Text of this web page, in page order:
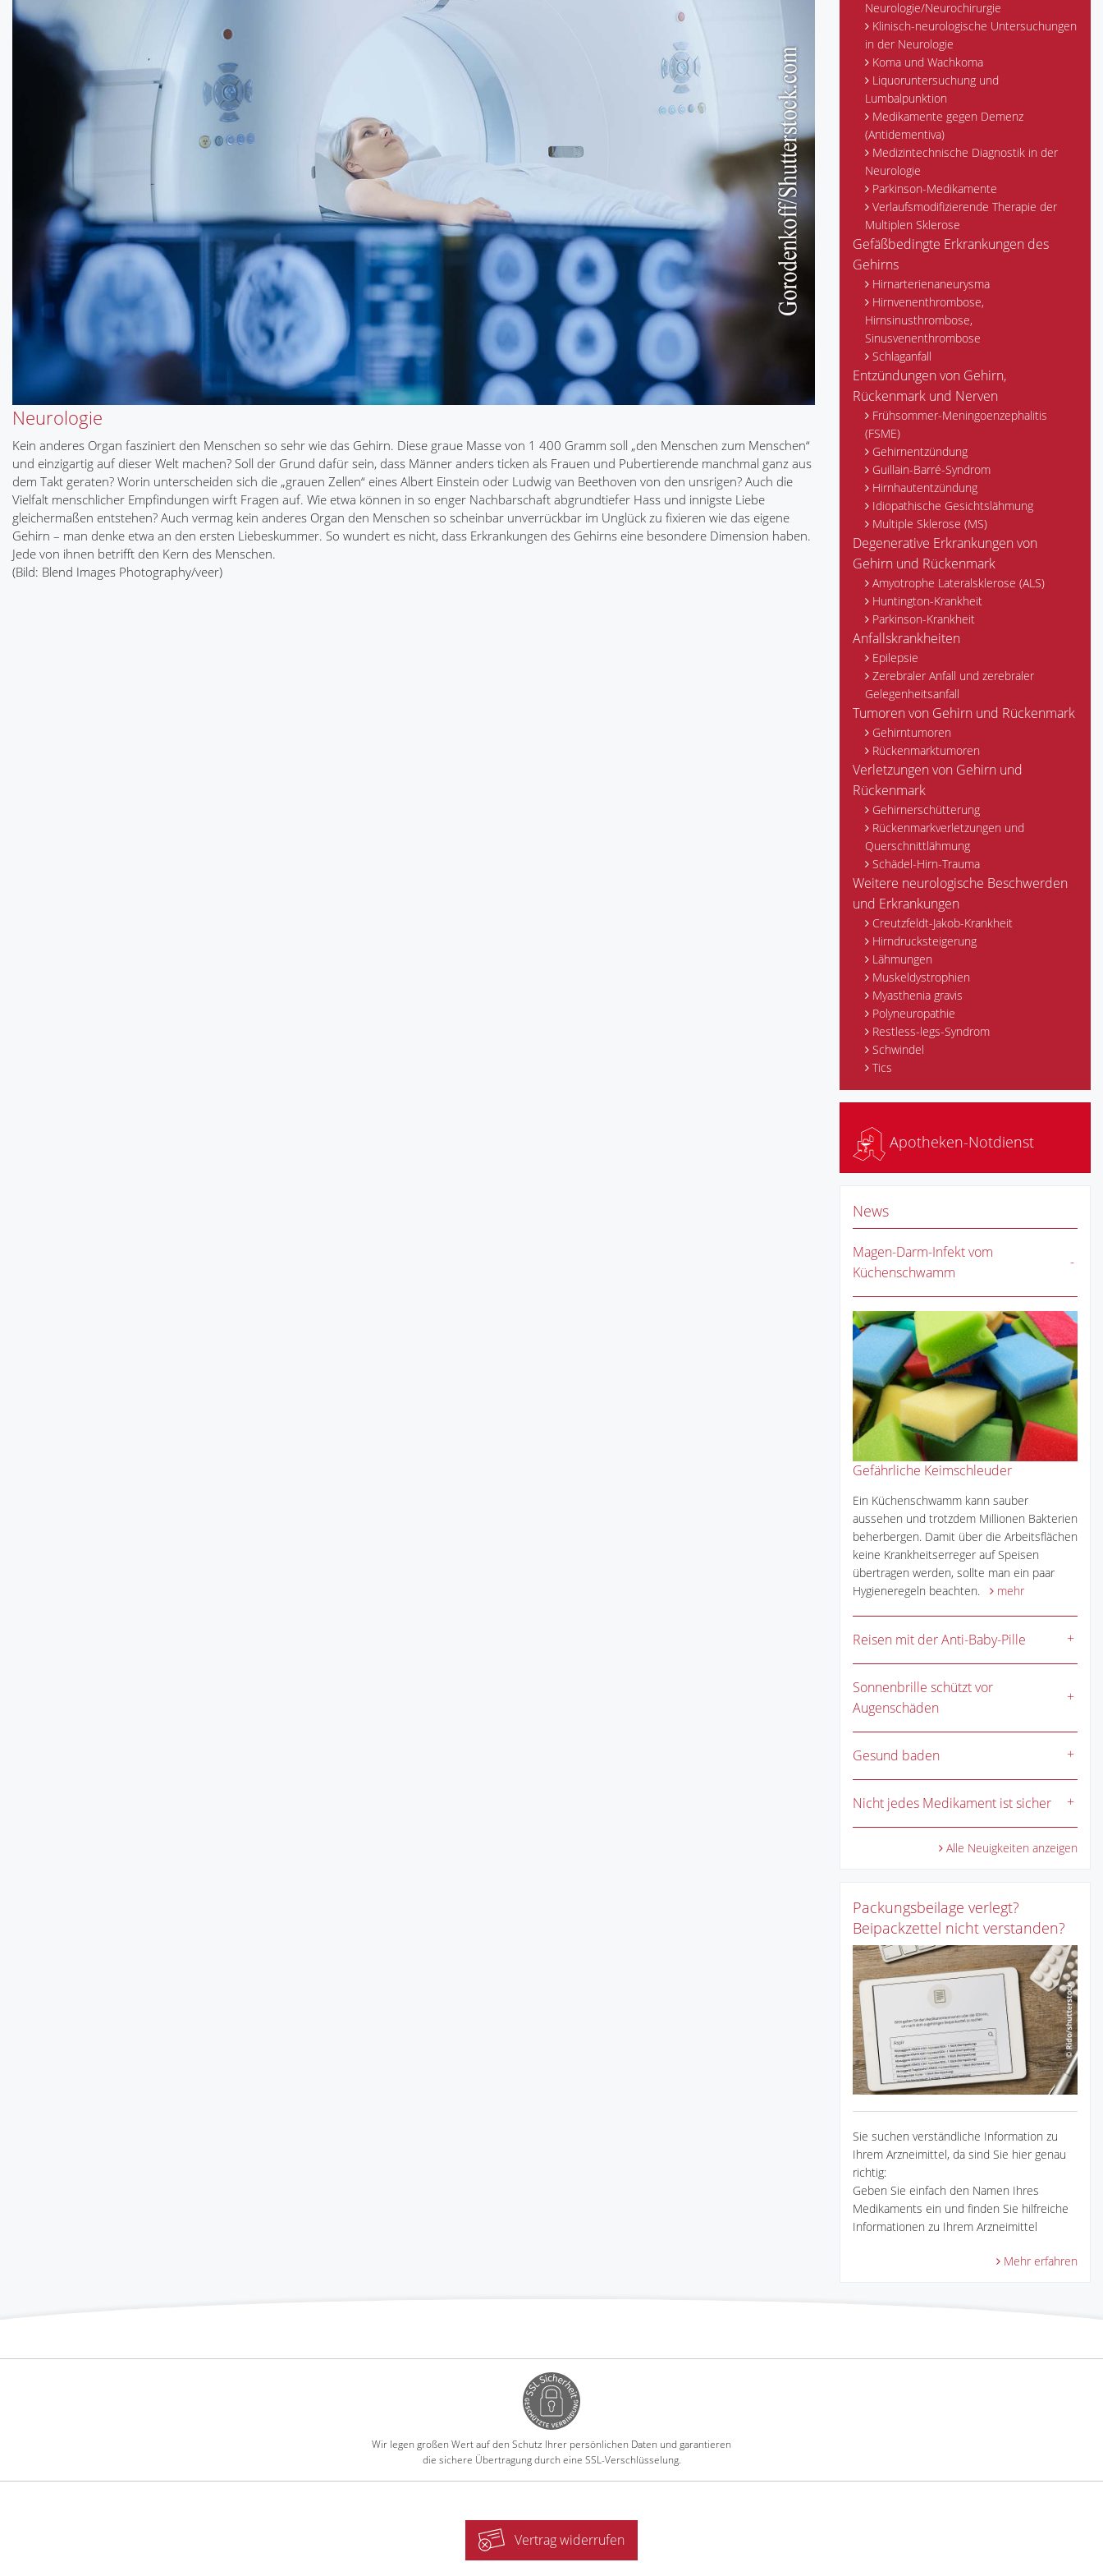
Neurologie
Kein anderes Organ fasziniert den Menschen so sehr wie das Gehirn. Diese graue Masse von 1 400 Gramm soll „den Menschen zum Menschen“
und einzigartig auf dieser Welt machen? Soll der Grund dafür sein, dass Männer anders ticken als Frauen und Pubertierende manchmal ganz aus
dem Takt geraten? Worin unterscheiden sich die „grauen Zellen“ eines Albert Einstein oder Ludwig van Beethoven von den unsrigen? Auch die
Vielfalt menschlicher Empfindungen wirft Fragen auf. Wie etwa können in so enger Nachbarschaft abgrundtiefer Hass und innigste Liebe
gleichermaßen entstehen? Auch vermag kein anderes Organ den Menschen so scheinbar unverrückbar im Unglück zu fixieren wie das eigene
Gehirn – man denke etwa an den ersten Liebeskummer. So wundert es nicht, dass Erkrankungen des Gehirns eine besondere Dimension haben.
Jede von ihnen betrifft den Kern des Menschen.
(Bild: Blend Images Photography/veer)
Neurologie/Neurochirurgie
Klinisch-neurologische Untersuchungen
in der Neurologie
Koma und Wachkoma
Liquoruntersuchung und
Lumbalpunktion
Medikamente gegen Demenz
(Antidementiva)
Medizintechnische Diagnostik in der
Neurologie
Parkinson-Medikamente
Verlaufsmodifizierende Therapie der
Multiplen Sklerose
Gefäßbedingte Erkrankungen des
Gehirns
Hirnarterienaneurysma
Hirnvenenthrombose,
Hirnsinusthrombose,
Sinusvenenthrombose
Schlaganfall
Entzündungen von Gehirn,
Rückenmark und Nerven
Frühsommer-Meningoenzephalitis
(FSME)
Gehirnentzündung
Guillain-Barré-Syndrom
Hirnhautentzündung
Idiopathische Gesichtslähmung
Multiple Sklerose (MS)
Degenerative Erkrankungen von
Gehirn und Rückenmark
Amyotrophe Lateralsklerose (ALS)
Huntington-Krankheit
Parkinson-Krankheit
Anfallskrankheiten
Epilepsie
Zerebraler Anfall und zerebraler
Gelegenheitsanfall
Tumoren von Gehirn und Rückenmark
Gehirntumoren
Rückenmarktumoren
Verletzungen von Gehirn und
Rückenmark
Gehirnerschütterung
Rückenmarkverletzungen und
Querschnittlähmung
Schädel-Hirn-Trauma
Weitere neurologische Beschwerden
und Erkrankungen
Creutzfeldt-Jakob-Krankheit
Hirndrucksteigerung
Lähmungen
Muskeldystrophien
Myasthenia gravis
Polyneuropathie
Restless-legs-Syndrom
Schwindel
Tics
Apotheken-Notdienst
News
Magen-Darm-Infekt vom
Küchenschwamm
Gefährliche Keimschleuder
Ein Küchenschwamm kann sauber
aussehen und trotzdem Millionen Bakterien
beherbergen. Damit über die Arbeitsflächen
keine Krankheitserreger auf Speisen
übertragen werden, sollte man ein paar
Hygieneregeln beachten.
mehr
Reisen mit der Anti-Baby-Pille
Sonnenbrille schützt vor
Augenschäden
Gesund baden
Nicht jedes Medikament ist sicher
Alle Neuigkeiten anzeigen
Packungsbeilage verlegt?
Beipackzettel nicht verstanden?
Sie suchen verständliche Information zu
Ihrem Arzneimittel, da sind Sie hier genau
richtig:
Geben Sie einfach den Namen Ihres
Medikaments ein und finden Sie hilfreiche
Informationen zu Ihrem Arzneimittel
Mehr erfahren
Wir legen großen Wert auf den Schutz Ihrer persönlichen Daten und garantieren
die sichere Übertragung durch eine SSL-Verschlüsselung.
Vertrag widerrufen